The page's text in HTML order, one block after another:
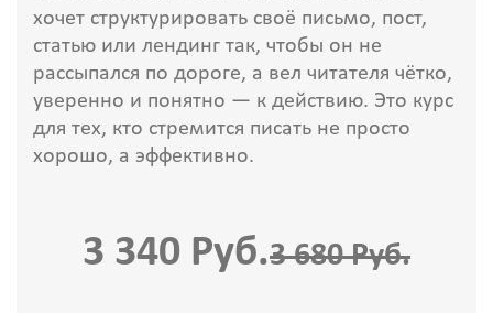
хочет структурировать своё письмо, пост,
статью или лендинг так, чтобы он не
рассыпался по дороге, а вел читателя чётко,
уверенно и понятно — к действию. Это курс
для тех, кто стремится писать не просто
хорошо, а эффективно.
3 340 Руб.3 680 Руб.